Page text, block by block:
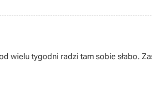
wielu tygodni radzi tam sobie słabo.